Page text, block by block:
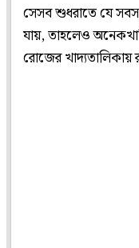
সেসব শুধরাতে যে
যায়, তাহলেও
রোজের খাদ্যতালিকায়